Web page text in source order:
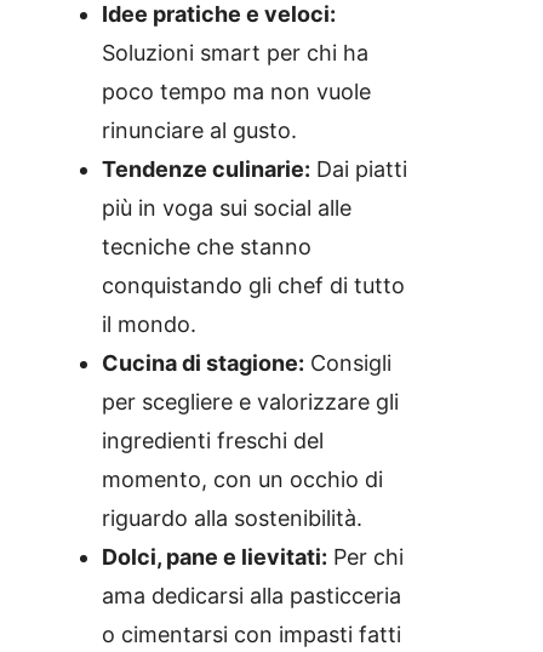
Idee pratiche e veloci:
Soluzioni smart per chi ha
poco tempo ma non vuole
rinunciare al gusto.
Tendenze culinarie: Dai piatti
più in voga sui social alle
tecniche che stanno
conquistando gli chef di tutto
il mondo.
Cucina di stagione: Consigli
per scegliere e valorizzare gli
ingredienti freschi del
momento, con un occhio di
riguardo alla sostenibilità.
Dolci, pane e lievitati: Per chi
ama dedicarsi alla pasticceria
o cimentarsi con impasti fatti